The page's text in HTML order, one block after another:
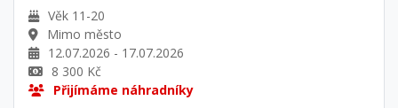
Věk 11-20
Mimo město
12.07.2026 - 17.07.2026
8 300 Kč
Přijímáme náhradníky